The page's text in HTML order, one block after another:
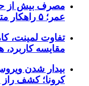
مصرف بیش از
عمر؛ ۵ راهکار متخصصان برای تعادل تغذیه‌ای
تفاوت لمینت،
مقایسه کاربرد،
بیدار شدن
کرونا؛ کشف